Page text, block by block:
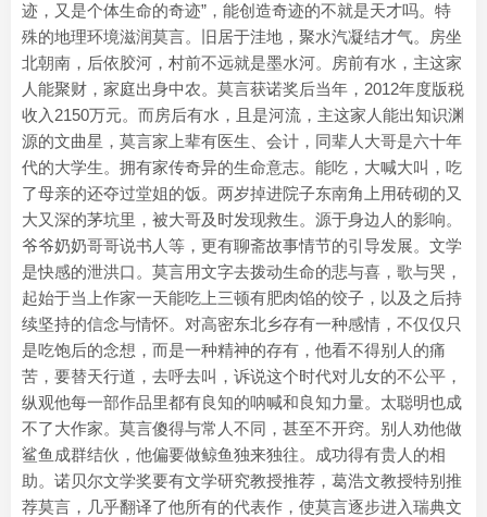
迹，又是个体生命的奇迹”，能创造奇迹的不就是天才吗。特
殊的地理环境滋润莫言。旧居于洼地，聚水汽凝结才气。房坐
北朝南，后依胶河，村前不远就是墨水河。房前有水，主这家
人能聚财，家庭出身中农。莫言获诺奖后当年，2012年度版税
收入2150万元。而房后有水，且是河流，主这家人能出知识渊
源的文曲星，莫言家上辈有医生、会计，同辈人大哥是六十年
代的大学生。拥有家传奇异的生命意志。能吃，大喊大叫，吃
了母亲的还夺过堂姐的饭。两岁掉进院子东南角上用砖砌的又
大又深的茅坑里，被大哥及时发现救生。源于身边人的影响。
爷爷奶奶哥哥说书人等，更有聊斋故事情节的引导发展。文学
是快感的泄洪口。莫言用文字去拨动生命的悲与喜，歌与哭，
起始于当上作家一天能吃上三顿有肥肉馅的饺子，以及之后持
续坚持的信念与情怀。对高密东北乡存有一种感情，不仅仅只
是吃饱后的念想，而是一种精神的存有，他看不得别人的痛
苦，要替天行道，去呼去叫，诉说这个时代对儿女的不公平，
纵观他每一部作品里都有良知的呐喊和良知力量。太聪明也成
不了大作家。莫言傻得与常人不同，甚至不开窍。别人劝他做
鲨鱼成群结伙，他偏要做鲸鱼独来独往。成功得有贵人的相
助。诺贝尔文学奖要有文学研究教授推荐，葛浩文教授特别推
荐莫言，几乎翻译了他所有的代表作，使莫言逐步进入瑞典文